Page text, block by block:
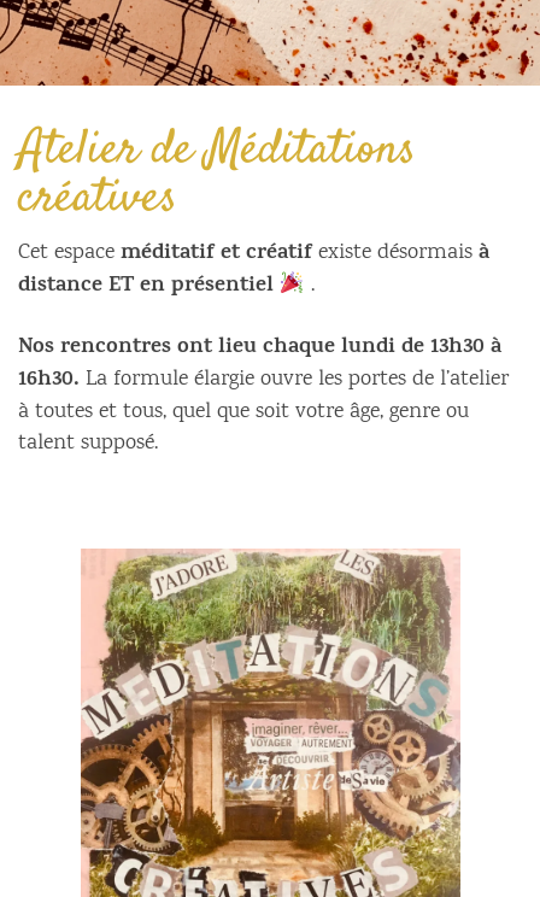
Atelier de Méditations
créatives
Cet espaceméditatif et créatifexiste désormaisà
distance ET en présentiel
.
Nos rencontres ont lieu chaque lundi de 13h30 à
16h30. La formule élargie ouvre les portes de l’atelier
à toutes et tous, quel que soit votre âge, genre ou
talent supposé.